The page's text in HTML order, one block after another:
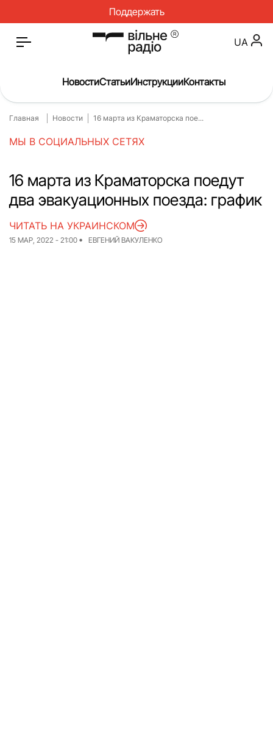
Поддержать
Главная
Новости
О нас
Инструкции
Спорт
Интервью
Досье
Репортаж
Блог
UA
НовостиСтатьиИнструкцииКонтакты
Главная Новости 16 марта из Краматорска пое...
МЫ В СОЦИАЛЬНЫХ СЕТЯХ
16 марта из Краматорска поедут
два эвакуационных поезда: график
15 МАР, 2022 - 21:00 ЕВГЕНИЙ ВАКУЛЕНКО
ЧИТАТЬ НА УКРАИНСКОМ